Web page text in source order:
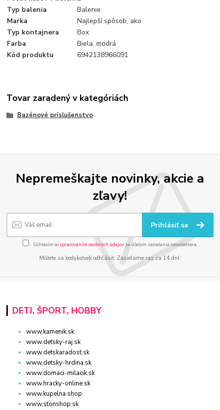
Typ balenia
Balenie
Marka
Najlepší spôsob, ako
Typ kontajnera
Box
Farba
Biela, modrá
Kód produktu
6942138966091
Tovar zaradený v kategóriách
Bazénové príslušenstvo
Nepremeškajte novinky, akcie a
zľavy!
Prihlásiť sa
Súhlasím sospracovaním osobných údajov za účelom zasielania newslettera.
Môžete sa kedykoľvek odhlásiť. Zasielame raz za 14 dní.
DETI, ŠPORT, HOBBY
www.kamenik.sk
www.detsky-raj.sk
www.detskaradost.sk
www.detsky-hrdina.sk
www.domaci-milacik.sk
www.hracky-online.sk
www.kupelna.shop
www.stonshop.sk